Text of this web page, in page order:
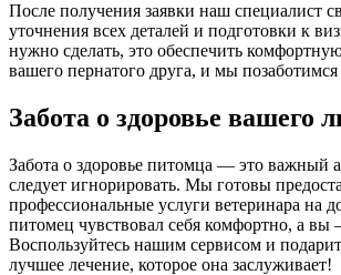
После получения заявки наш специалист
уточнения всех деталей и подготовки к
нужно сделать, это обеспечить
вашего пернатого друга, и мы позаботимся
Забота о здоровье вашего
Забота о здоровье питомца — это важный
следует игнорировать. Мы готовы
профессиональные услуги ветеринара на
питомец чувствовал себя комфортно, а вы
Воспользуйтесь нашим сервисом и
лучшее лечение, которое она заслуживает!